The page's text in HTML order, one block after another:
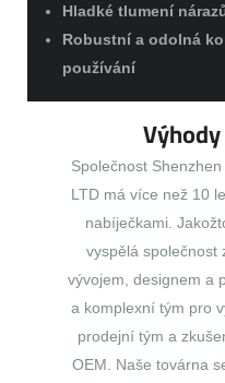
Hladké tlumení
Robustní a odolná
používání
Společnost
LTD má více než 10
nabíječkami.
vyspělá společnost
vývojem, designem a
a komplexní tým pro
prodejní tým a
OEM. Naše továrna